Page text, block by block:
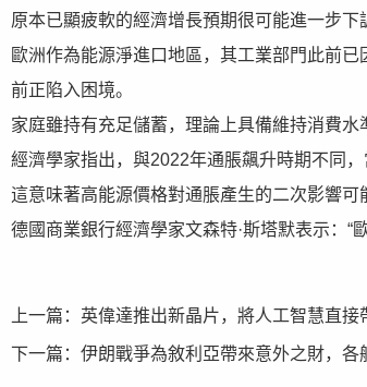
原本已顯疲軟的經濟增長預期很可能進一步下
歐洲作為能源淨進口地區，其工業部門此前
前正陷入困境。
家庭雖持有充足儲蓄，理論上具備維持消費
經濟學家指出，與2022年通脹飆升時期不同
這意味著高能源價格對通脹產生的二次影響
德國商業銀行經濟學家文森特·斯塔默表示：
上一篇： 英偉達推出新晶片，將人工智慧直接
下一篇： 伊朗戰爭為敘利亞帶來意外之財，各